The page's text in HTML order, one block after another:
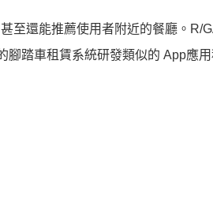
至還能推薦使用者附近的餐廳。R/
踏車租賃系統研發類似的 App應用